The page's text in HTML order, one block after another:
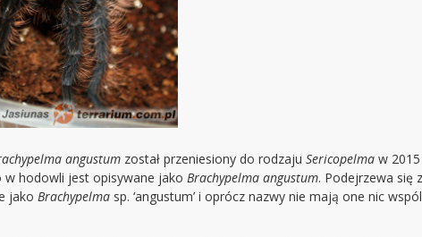
angustum został przeniesiony do rodzaju Sericopelma w
hodowli jest opisywane jako Brachypelma angustum. Podejrzewa się
jako Brachypelma sp. ‘angustum’ i oprócz nazwy nie mają one nic